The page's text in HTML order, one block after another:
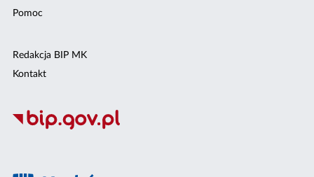
Pomoc
Redakcja BIP MK
Kontakt